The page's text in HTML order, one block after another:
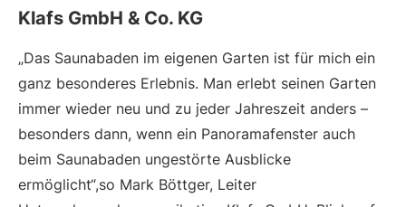
Klafs GmbH & Co. KG
„Das Saunabaden im eigenen Garten ist für mich ein
ganz besonderes Erlebnis. Man erlebt seinen Garten
immer wieder neu und zu jeder Jahreszeit anders –
besonders dann, wenn ein Panoramafenster auch
beim Saunabaden ungestörte Ausblicke
ermöglicht“,so Mark Böttger, Leiter